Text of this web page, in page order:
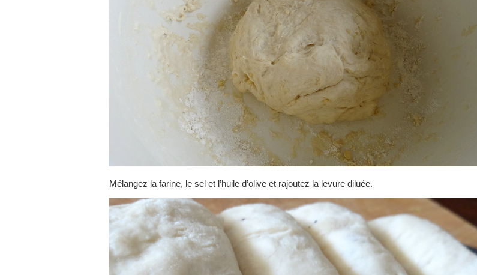
Mélangez la farine, le sel et l’huile d’olive et rajoutez la levure diluée.